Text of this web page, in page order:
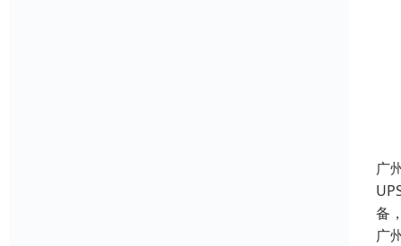
广
备
广